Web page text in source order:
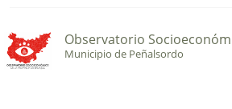
Observatorio
Municipio de Peñalsordo